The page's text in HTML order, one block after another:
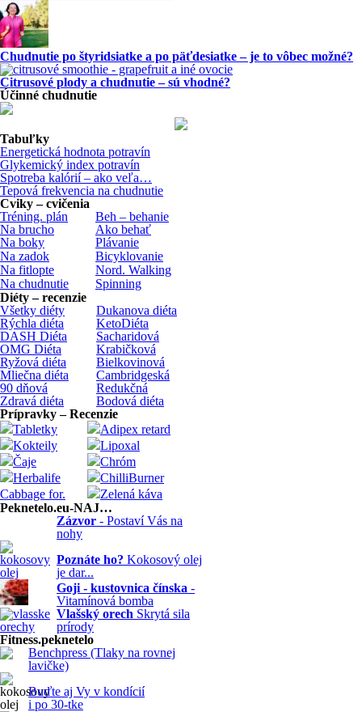
Chudnutie po štyridsiatke a po päťdesiatke – je to vôbec možné?
Citrusové plody a chudnutie – sú vhodné?
Účinné chudnutie
Tabuľky
Energetická hodnota potravín
Glykemický index potravín
Spotreba kalórií – ako veľa…
Tepová frekvencia na chudnutie
Cviky – cvičenia
Tréning. plán
Beh – behanie
Na brucho
Ako behať
Na boky
Plávanie
Na zadok
Bicyklovanie
Na fitlopte
Nord. Walking
Na chudnutie
Spinning
Diéty – recenzie
Všetky diéty
Dukanova diéta
Rýchla diéta
KetoDiéta
DASH Diéta
Sacharidová
OMG Diéta
Krabičková
Ryžová diéta
Bielkovinová
Mliečna diéta
Cambridgeská
90 dňová
Redukčná
Zdravá diéta
Bodová diéta
Prípravky – Recenzie
Tabletky
Adipex retard
Kokteily
Lipoxal
Čaje
Chróm
Herbalife
ChilliBurner
Cabbage for.
Zelená káva
Peknetelo.eu-NAJ…
Zázvor - Postaví Vás na
nohy
Poznáte ho? Kokosový olej
je dar...
Goji - kustovnica čínska -
Vitamínová bomba
Vlašský orech Skrytá sila
prírody
Fitness.peknetelo
Benchpress (Tlaky na rovnej
lavičke)
Buďte aj Vy v kondícií
i po 30-tke